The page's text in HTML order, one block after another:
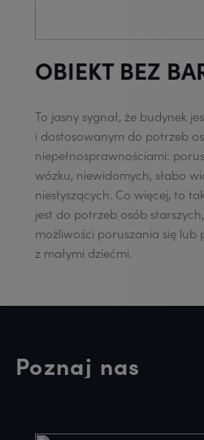
OBIEKT BEZ
To jasny sygnał, że budynek
i dostosowanym do potrzeb
niepełnosprawnościami:
wózku, niewidomych, słabo
niesłyszących. Co więcej, to
jest do potrzeb osób
możliwości poruszania się lub
z małymi dziećmi.
Poznaj nas